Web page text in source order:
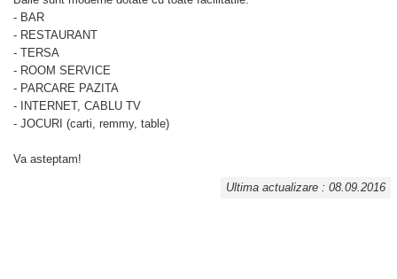
- BAR
- RESTAURANT
- TERSA
- ROOM SERVICE
- PARCARE PAZITA
- INTERNET, CABLU TV
- JOCURI (carti, remmy, table)
Va asteptam!
Ultima actualizare : 08.09.2016